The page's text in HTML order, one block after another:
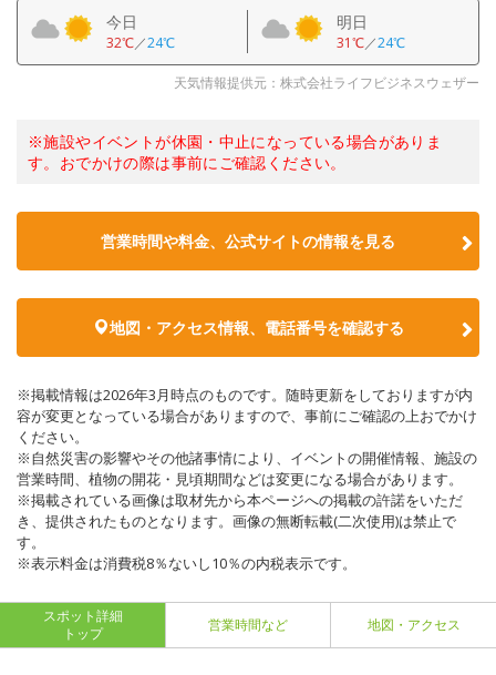
今日
32℃／24℃
明日
31℃／24℃
天気情報提供元：株式会社ライフビジネスウェザー
※施設やイベントが休園・中止になっている場合がありま
す。おでかけの際は事前にご確認ください。
営業時間や料金、公式サイトの情報を見る
地図・アクセス情報、電話番号を確認する
※掲載情報は2026年3月時点のものです。随時更新をしておりますが内
容が変更となっている場合がありますので、事前にご確認の上おでかけ
ください。
※自然災害の影響やその他諸事情により、イベントの開催情報、施設の
営業時間、植物の開花・見頃期間などは変更になる場合があります。
※掲載されている画像は取材先から本ページへの掲載の許諾をいただ
き、提供されたものとなります。画像の無断転載(二次使用)は禁止で
す。
※表示料金は消費税8％ないし10％の内税表示です。
スポット詳細
トップ
営業時間など 地図・アクセス